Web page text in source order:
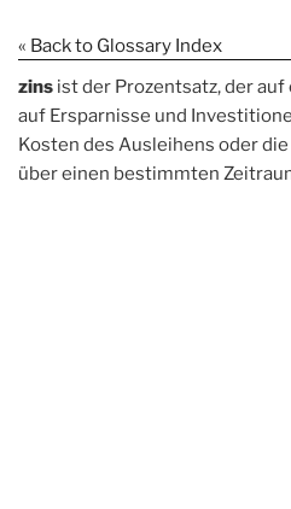
« Back to Glossary Index
zins ist der Prozentsatz, der
auf Ersparnisse und
Kosten des Ausleihens oder die
über einen bestimmten